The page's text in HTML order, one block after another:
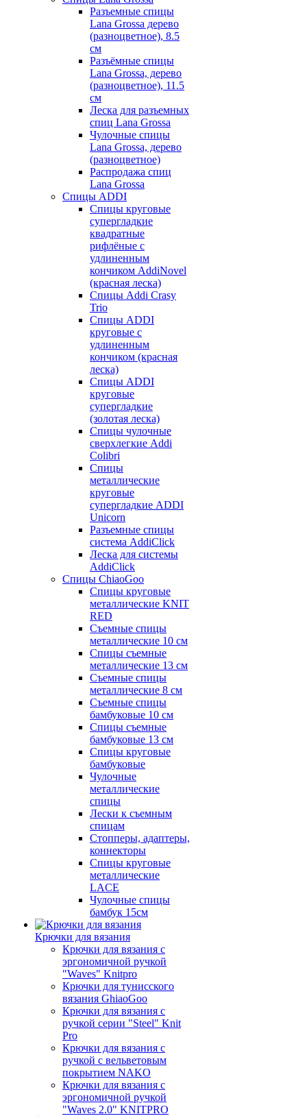
Разъемные спицы
Lana Grossa дерево
(разноцветное), 8.5
см
Разъёмные спицы
Lana Grossa, дерево
(разноцветное), 11.5
см
Леска для разъемных
спиц Lana Grossa
Чулочные спицы
Lana Grossa, дерево
(разноцветное)
Распродажа спиц
Lana Grossa
Спицы ADDI
Спицы круговые
супергладкие
квадратные
рифлёные с
удлиненным
кончиком AddiNovel
(красная леска)
Спицы Addi Crasy
Trio
Спицы ADDI
круговые с
удлиненным
кончиком (красная
леска)
Спицы ADDI
круговые
супергладкие
(золотая леска)
Спицы чулочные
сверхлегкие Addi
Colibri
Спицы
металлические
круговые
супергладкие ADDI
Unicorn
Разъемные спицы
система AddiClick
Леска для системы
AddiClick
Спицы ChiaoGoo
Спицы круговые
металлические KNIT
RED
Съемные спицы
металлические 10 см
Спицы съемные
металлические 13 см
Съемные спицы
металлические 8 см
Съемные спицы
бамбуковые 10 см
Спицы съемные
бамбуковые 13 см
Спицы круговые
бамбуковые
Чулочные
металлические
спицы
Лески к съемным
спицам
Стопперы, адаптеры,
коннекторы
Спицы круговые
металлические
LACE
Чулочные спицы
бамбук 15см
Крючки для вязания
Крючки для вязания с
эргономичной ручкой
"Waves" Knitpro
Крючки для тунисского
вязания GhiaoGoo
Крючки для вязания с
ручкой серии "Steel" Knit
Pro
Крючки для вязания с
ручкой с вельветовым
покрытием NAKO
Крючки для вязания с
эргономичной ручкой
"Waves 2.0" KNITPRO